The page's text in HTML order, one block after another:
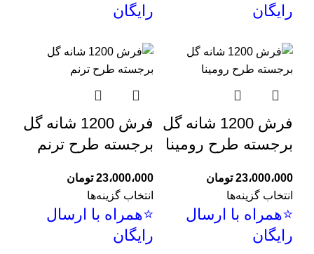
رایگان
رایگان
فرش 1200 شانه گل
برجسته طرح رومینا
23،000،000 تومان
انتخاب گزینه‌ها
⭐همراه با ارسال
رایگان
فرش 1200 شانه گل
برجسته طرح ترنم
23،000،000 تومان
انتخاب گزینه‌ها
⭐همراه با ارسال
رایگان